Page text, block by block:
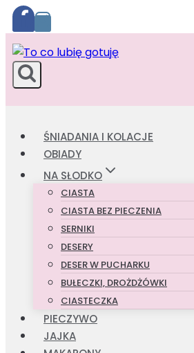
Przejdź
do
treści
ŚNIADANIA I KOLACJE
OBIADY
NA SŁODKO
CIASTA
CIASTA BEZ PIECZENIA
SERNIKI
DESERY
DESER W PUCHARKU
BUŁECZKI, DROŻDŻÓWKI
CIASTECZKA
PIECZYWO
JAJKA